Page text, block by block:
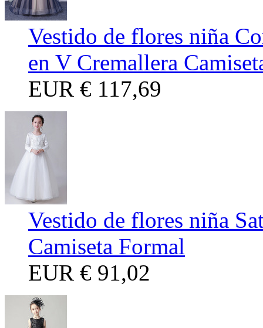
Vestido de flores niña
en V Cremallera
EUR € 117,69
Vestido de flores niña
Camiseta Formal
EUR € 91,02